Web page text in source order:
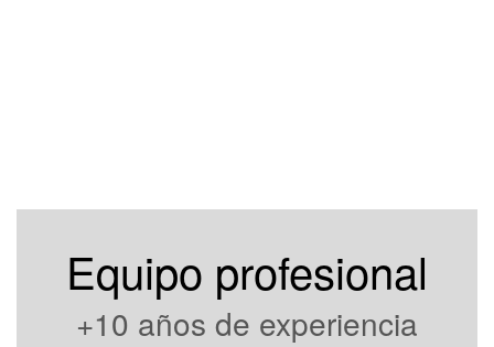
Equipo profesional
+10 años de experiencia